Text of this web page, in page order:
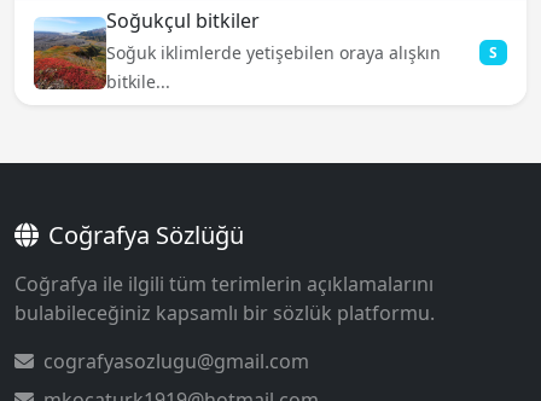
Soğukçul bitkiler
Soğuk iklimlerde yetişebilen oraya alışkın
bitkile...
S
Coğrafya Sözlüğü
Coğrafya ile ilgili tüm terimlerin açıklamalarını
bulabileceğiniz kapsamlı bir sözlük platformu.
cografyasozlugu@gmail.com